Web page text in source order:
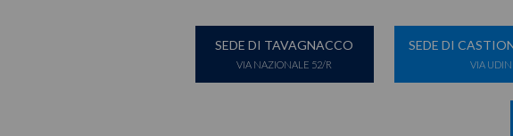
SEDE DI TAVAGNACCO
VIA NAZIONALE 52/R
SEDE DI
VIA